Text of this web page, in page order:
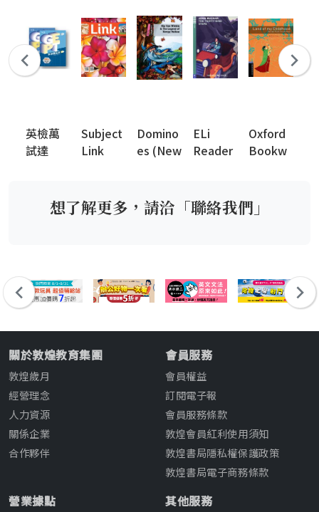
英檢萬
試達
Subject
Link
Domino
es (New
ELi
Reader
Oxford
Bookw
(New
Edition)
想了解更多，請洽「聯絡我們」
關於敦煌教育集團
敦煌歲月
經營理念
人力資源
關係企業
合作夥伴
會員服務
會員權益
訂閱電子報
會員服務條款
敦煌會員紅利使用須知
敦煌書局隱私權保護政策
敦煌書局電子商務條款
營業據點 其他服務